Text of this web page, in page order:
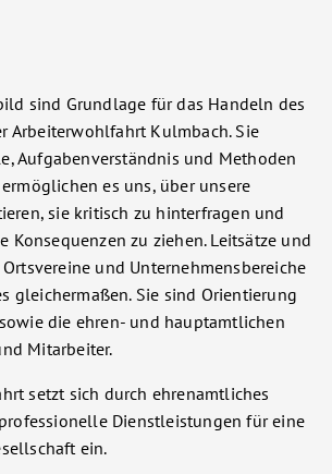
sind Grundlage für das Handeln des
Arbeiterwohlfahrt Kulmbach. Sie
Aufgabenverständnis und Methoden
es uns, über unsere
sie kritisch zu hinterfragen und
Konsequenzen zu ziehen. Leitsätze und
und Unternehmensbereiche
gleichermaßen. Sie sind Orientierung
die ehren- und hauptamtlichen
Mitarbeiter.
setzt sich durch ehrenamtliches
Dienstleistungen für eine
ein.